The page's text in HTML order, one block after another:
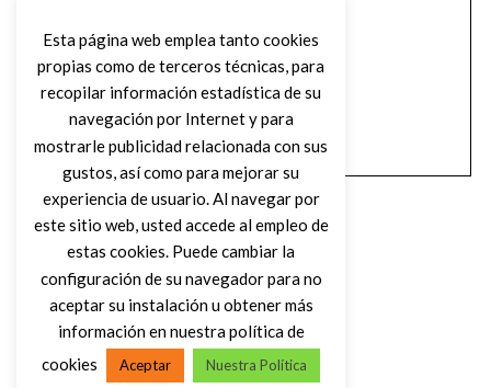
VOLVER AL INICIO
Esta página web emplea tanto cookies
propias como de terceros técnicas, para
recopilar información estadística de su
navegación por Internet y para
mostrarle publicidad relacionada con sus
gustos, así como para mejorar su
experiencia de usuario. Al navegar por
este sitio web, usted accede al empleo de
estas cookies. Puede cambiar la
configuración de su navegador para no
aceptar su instalación u obtener más
información en nuestra política de
cookies
Aceptar Nuestra Política